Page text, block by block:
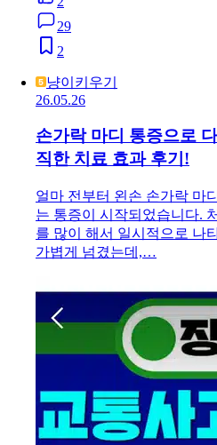
29
2
냥이키우기
26.05.26
손가락 마디 통증으로
직한 치료 효과 후기!
얼마 전부터 왼손 손가락 마
는 통증이 시작되었습니다.
를 많이 해서 일시적으로 나
가볍게 넘겼는데,…